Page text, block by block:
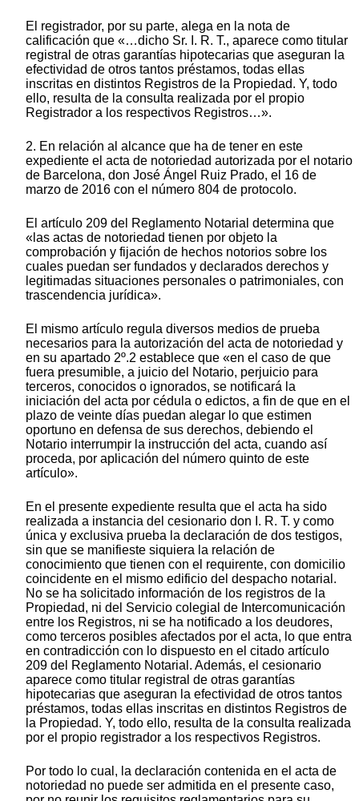
El registrador, por su parte, alega en la nota de
calificación que «…dicho Sr. I. R. T., aparece como titular
registral de otras garantías hipotecarias que aseguran la
efectividad de otros tantos préstamos, todas ellas
inscritas en distintos Registros de la Propiedad. Y, todo
ello, resulta de la consulta realizada por el propio
Registrador a los respectivos Registros…».
2. En relación al alcance que ha de tener en este
expediente el acta de notoriedad autorizada por el notario
de Barcelona, don José Ángel Ruiz Prado, el 16 de
marzo de 2016 con el número 804 de protocolo.
El artículo 209 del Reglamento Notarial determina que
«las actas de notoriedad tienen por objeto la
comprobación y fijación de hechos notorios sobre los
cuales puedan ser fundados y declarados derechos y
legitimadas situaciones personales o patrimoniales, con
trascendencia jurídica».
El mismo artículo regula diversos medios de prueba
necesarios para la autorización del acta de notoriedad y
en su apartado 2º.2 establece que «en el caso de que
fuera presumible, a juicio del Notario, perjuicio para
terceros, conocidos o ignorados, se notificará la
iniciación del acta por cédula o edictos, a fin de que en el
plazo de veinte días puedan alegar lo que estimen
oportuno en defensa de sus derechos, debiendo el
Notario interrumpir la instrucción del acta, cuando así
proceda, por aplicación del número quinto de este
artículo».
En el presente expediente resulta que el acta ha sido
realizada a instancia del cesionario don I. R. T. y como
única y exclusiva prueba la declaración de dos testigos,
sin que se manifieste siquiera la relación de
conocimiento que tienen con el requirente, con domicilio
coincidente en el mismo edificio del despacho notarial.
No se ha solicitado información de los registros de la
Propiedad, ni del Servicio colegial de Intercomunicación
entre los Registros, ni se ha notificado a los deudores,
como terceros posibles afectados por el acta, lo que entra
en contradicción con lo dispuesto en el citado artículo
209 del Reglamento Notarial. Además, el cesionario
aparece como titular registral de otras garantías
hipotecarias que aseguran la efectividad de otros tantos
préstamos, todas ellas inscritas en distintos Registros de
la Propiedad. Y, todo ello, resulta de la consulta realizada
por el propio registrador a los respectivos Registros.
Por todo lo cual, la declaración contenida en el acta de
notoriedad no puede ser admitida en el presente caso,